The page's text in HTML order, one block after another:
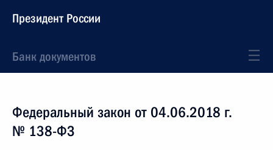
Президент России
Банк документов
Федеральный закон от 04.06.2018 г.
№ 138-ФЗ